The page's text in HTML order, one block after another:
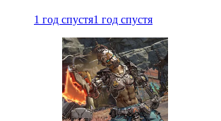
1 год спустя1 год спустя